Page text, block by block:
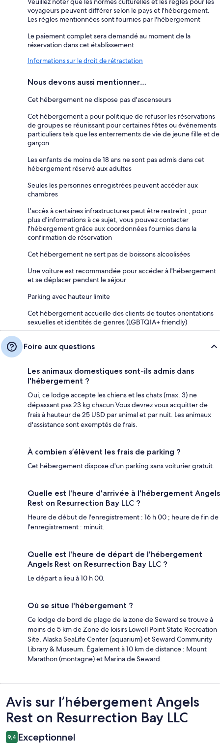
voyageurs peuvent différer selon le pays et l'hébergement.
Les règles mentionnées sont fournies par l'hébergement
Le paiement complet sera demandé au moment de la
réservation dans cet établissement.
Informations sur le droit de rétractation
Nous devons aussi mentionner…
Cet hébergement ne dispose pas d'ascenseurs
Cet hébergement a pour politique de refuser les réservations
de groupes se réunissant pour certaines fêtes ou événements
particuliers tels que les enterrements de vie de jeune fille et de
garçon
Les enfants de moins de 18 ans ne sont pas admis dans cet
hébergement réservé aux adultes
Seules les personnes enregistrées peuvent accéder aux
chambres
L'accès à certaines infrastructures peut être restreint ; pour
plus d'informations à ce sujet, vous pouvez contacter
l'hébergement grâce aux coordonnées fournies dans la
confirmation de réservation
Cet hébergement ne sert pas de boissons alcoolisées
Une voiture est recommandée pour accéder à l'hébergement
et se déplacer pendant le séjour
Parking avec hauteur limite
Cet hébergement accueille des clients de toutes orientations
sexuelles et identités de genres (LGBTQIA+ friendly)
Foire aux questions
Les animaux domestiques sont-ils admis dans
l'hébergement ?
Oui, ce lodge accepte les chiens et les chats (max. 3) ne
dépassant pas 23 kg chacun.Vous devrez vous acquitter de
frais à hauteur de 25 USD par animal et par nuit. Les animaux
d'assistance sont exemptés de frais.
À combien s’élèvent les frais de parking ?
Cet hébergement dispose d'un parking sans voiturier gratuit.
Quelle est l'heure d'arrivée à l'hébergement Angels
Rest on Resurrection Bay LLC ?
Heure de début de l'enregistrement : 16 h 00 ; heure de fin de
l'enregistrement : minuit.
Quelle est l'heure de départ de l'hébergement
Angels Rest on Resurrection Bay LLC ?
Le départ a lieu à 10 h 00.
Où se situe l'hébergement ?
Ce lodge de bord de plage de la zone de Seward se trouve à
moins de 5 km de Zone de loisirs Lowell Point State Recreation
Site, Alaska SeaLife Center (aquarium) et Seward Community
Library & Museum. Également à 10 km de distance : Mount
Marathon (montagne) et Marina de Seward.
Avis
Avis sur l’hébergement Angels
Rest on Resurrection Bay LLC
9,4 Exceptionnel